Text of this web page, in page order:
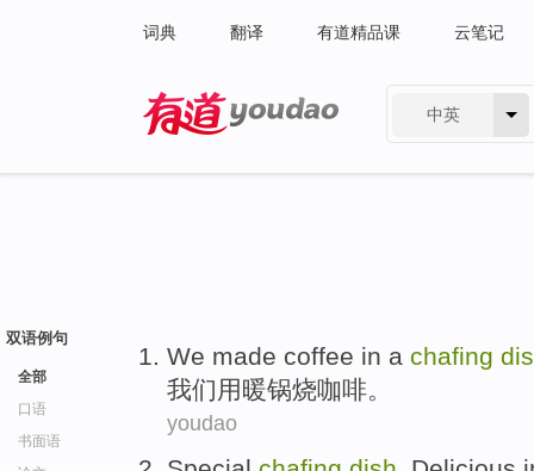
词典 翻译 有道精品课 云笔记
中英
双语例句
全部
口语
书面语
We made coffee in a chafing
我们用暖锅烧咖啡。
youdao